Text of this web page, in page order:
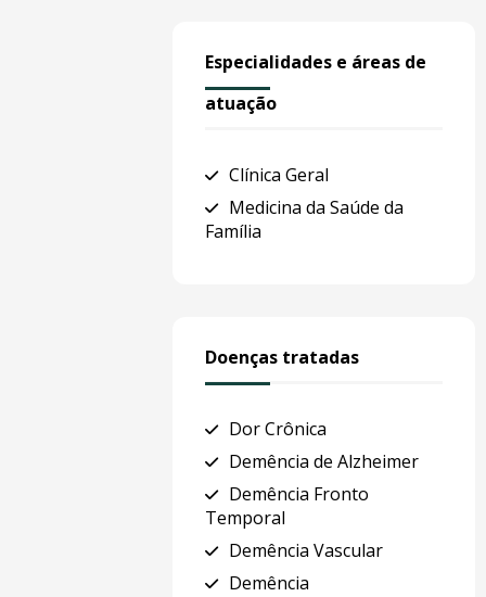
Especialidades e áreas de
atuação
Clínica Geral
Medicina da Saúde da
Família
Doenças tratadas
Dor Crônica
Demência de Alzheimer
Demência Fronto
Temporal
Demência Vascular
Demência